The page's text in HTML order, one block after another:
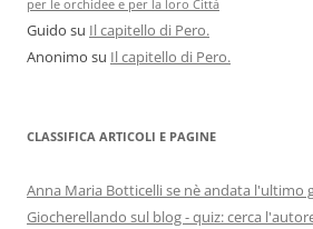
per le orchidee e per la loro Città
Guido su Il capitello di Pero.
Anonimo su Il capitello di Pero.
CLASSIFICA ARTICOLI E PAGINE
Anna Maria Botticelli se nè andata l'ultimo
Giocherellando sul blog - quiz: cerca